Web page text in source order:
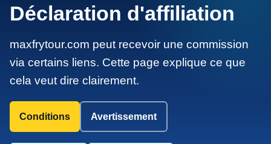
Déclaration d'affiliation
maxfrytour.com peut recevoir une commission
via certains liens. Cette page explique ce que
cela veut dire clairement.
Conditions Avertissement